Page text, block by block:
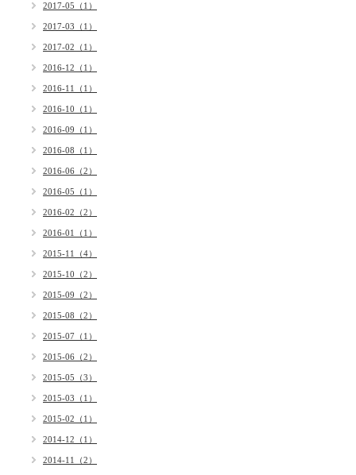
2017-05（1）
2017-03（1）
2017-02（1）
2016-12（1）
2016-11（1）
2016-10（1）
2016-09（1）
2016-08（1）
2016-06（2）
2016-05（1）
2016-02（2）
2016-01（1）
2015-11（4）
2015-10（2）
2015-09（2）
2015-08（2）
2015-07（1）
2015-06（2）
2015-05（3）
2015-03（1）
2015-02（1）
2014-12（1）
2014-11（2）